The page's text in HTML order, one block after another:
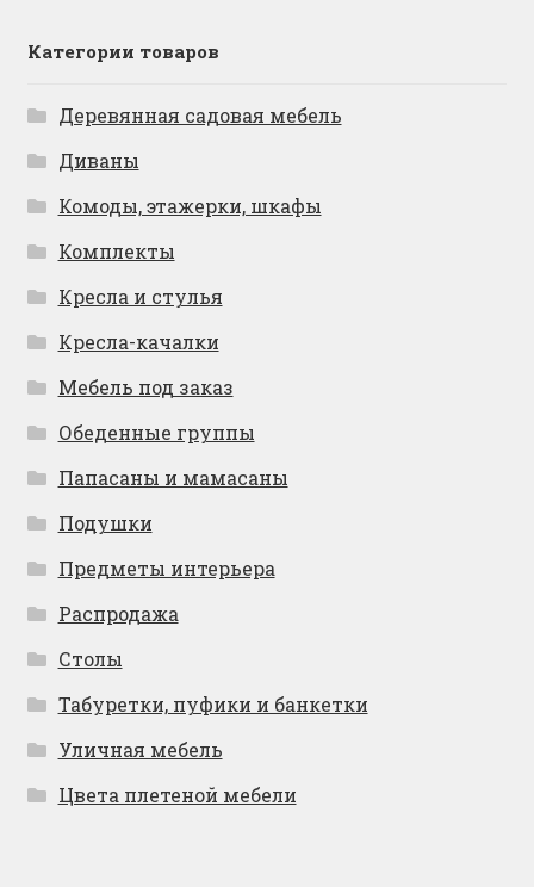
Категории товаров
Деревянная садовая мебель
Диваны
Комоды, этажерки, шкафы
Комплекты
Кресла и стулья
Кресла-качалки
Мебель под заказ
Обеденные группы
Папасаны и мамасаны
Подушки
Предметы интерьера
Распродажа
Столы
Табуретки, пуфики и банкетки
Уличная мебель
Цвета плетеной мебели